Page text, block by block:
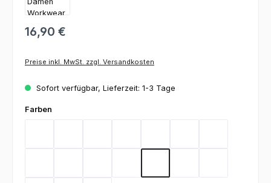
16,90 €
Preise inkl. MwSt. zzgl. Versandkosten
Sofort verfügbar, Lieferzeit: 1-3 Tage
Farben